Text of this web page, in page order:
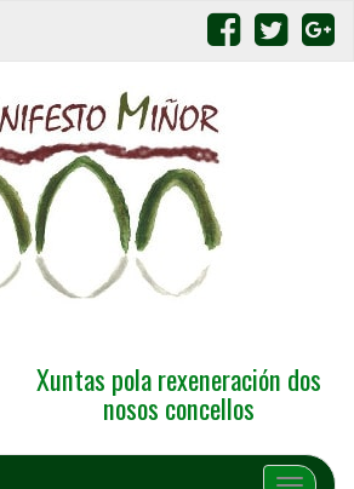
Xuntas pola rexeneración dos
nosos concellos